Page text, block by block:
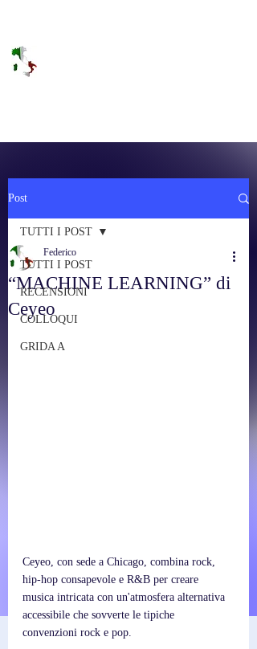
Post
TUTTI I POST
RECENSIONI
COLLOQUI
GRIDA A
TUTTI I POST
“MACHINE LEARNING” di
Ceyeo
Federico
Ceyeo, con sede a Chicago, combina rock,
hip-hop consapevole e R&B per creare
musica intricata con un'atmosfera alternativa
accessibile che sovverte le tipiche
convenzioni rock e pop.